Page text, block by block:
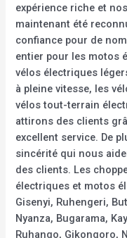
expérience riche et
maintenant été
confiance pour de
entier pour les motos
vélos électriques
à pleine vitesse, les
vélos tout-terrain
attirons des clients
excellent service. De
sincérité qui nous
des clients. Les
électriques et motos
Gisenyi, Ruhengeri,
Nyanza, Bugarama,
Ruhango, Gikongoro,